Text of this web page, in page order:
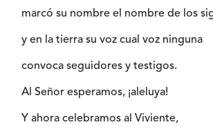
marcó su nombre el nombre de los
y en la tierra su voz cual voz ninguna
convoca seguidores y testigos.
Al Señor esperamos, ¡aleluya!
Y ahora celebramos al Viviente,